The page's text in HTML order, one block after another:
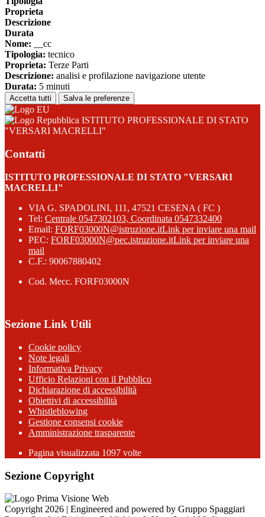
Proprieta
Descrizione
Durata
Nome: __cc
Tipologia: tecnico
Proprieta: Terze Parti
Descrizione: analisi e profilazione navigazione utente
Durata: 5 minuti
Accetta tutti Salva le preferenze
ISTITUTO PROFESSIONALE DI STATO
"VERSARI MACRELLI"
Contatti
ISTITUTO PROFESSIONALE DI STATO "VERSARI
MACRELLI"
VIA G. SPADOLINI, 111, 47521 CESENA ( FC )
Tel: Centrale 0547302103, Coordinata 0547332400
Email: FORF03000N@istruzione.itLink per inviare una mail
PEC: FORF03000N@pec.istruzione.itLink per inviare una
mail
C.F.: 90067880402
Cod. Mecc. FORF03000N
Sezione Link Utili
Cookie policy
Note legali
Informativa Privacy
Ufficio Relazioni con il Pubblico
Dichiarazione di accessibilità
Obiettivi di accessibilità
Whistleblowing
Gestione consensi cookie
Amministrazione trasparente
Pagina visualizzata 1097 volte
Sezione Copyright
Copyright 2026 | Engineered and powered by Gruppo Spaggiari